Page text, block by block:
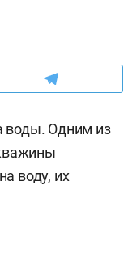
воды. Одним из
воду, их